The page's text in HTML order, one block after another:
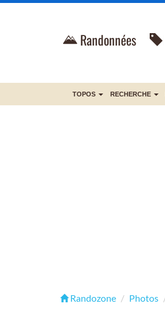
Randonnées
TOPOS RECHERCHE
Randozone Photos